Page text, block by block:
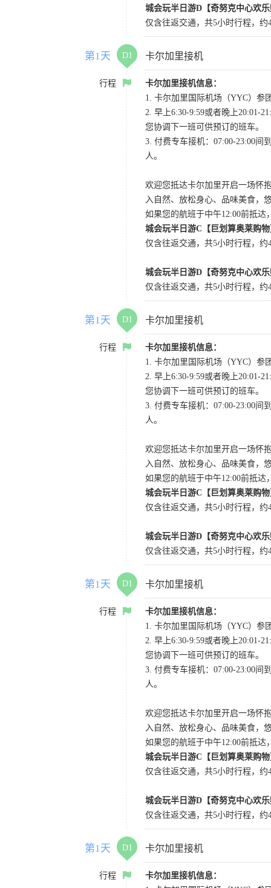
城会玩半日游D【奇努克中心欢
仅含往返交通，共5小时行程，
第1天 D1 卡尔加里接机
行程
卡尔加里接机信息：
1. 卡尔加里国际机场（YYC）参
2. 早上6:30-9:59或者晚上20:01-
您协调下一班可供预订的班车。
3. 付费专车接机：07:00-23:00间
人。
欢迎您抵达卡尔加里开启一场怀
入自然、放松身心、品味美食，
如果您的航班于中午12:00前抵
城会玩半日游C【巨划算奥莱购
仅含往返交通，共5小时行程，
城会玩半日游D【奇努克中心欢
仅含往返交通，共5小时行程，
第1天 D1 卡尔加里接机
行程
卡尔加里接机信息：
1. 卡尔加里国际机场（YYC）参
2. 早上6:30-9:59或者晚上20:01-
您协调下一班可供预订的班车。
3. 付费专车接机：07:00-23:00间
人。
欢迎您抵达卡尔加里开启一场怀
入自然、放松身心、品味美食，
如果您的航班于中午12:00前抵
城会玩半日游C【巨划算奥莱购
仅含往返交通，共5小时行程，
城会玩半日游D【奇努克中心欢
仅含往返交通，共5小时行程，
第1天 D1 卡尔加里接机
行程
卡尔加里接机信息：
1. 卡尔加里国际机场（YYC）参
2. 早上6:30-9:59或者晚上20:01-
您协调下一班可供预订的班车。
3. 付费专车接机：07:00-23:00间
人。
欢迎您抵达卡尔加里开启一场怀
入自然、放松身心、品味美食，
如果您的航班于中午12:00前抵
城会玩半日游C【巨划算奥莱购
仅含往返交通，共5小时行程，
城会玩半日游D【奇努克中心欢
仅含往返交通，共5小时行程，
第1天 D1 卡尔加里接机
行程
卡尔加里接机信息：